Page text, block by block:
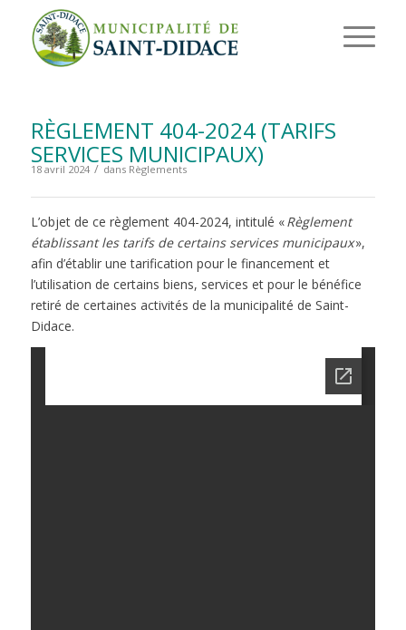
RÈGLEMENT 404-2024 (TARIFS
SERVICES MUNICIPAUX)
18 avril 2024 / dans Règlements
L’objet de ce règlement 404-2024, intitulé «Règlement
établissant les tarifs de certains services municipaux»,
afin d’établir une tarification pour le financement et
l’utilisation de certains biens, services et pour le bénéfice
retiré de certaines activités de la municipalité de Saint-
Didace.